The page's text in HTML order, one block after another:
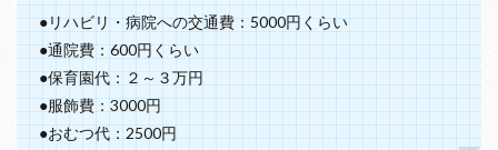
リ
と
か
装
具
と
か
●リハビリ・病院への交通費：5000円くらい
●通院費：600円くらい
●保育園代：２～３万円
●服飾費：3000円
●おむつ代：2500円